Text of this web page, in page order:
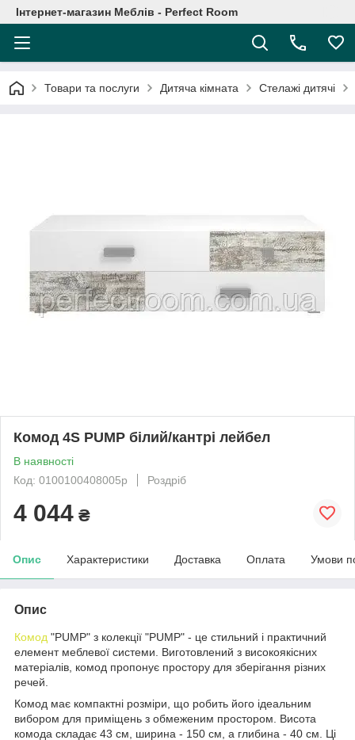
Інтернет-магазин Меблів - Perfect Room
Товари та послуги Дитяча кімната Стелажі дитячі
Комод 4S PUMP білий/кантрі лейбел
В наявності
Код: 0100100408005р
Роздріб
4 044 ₴
Опис Характеристики Доставка Оплата Умови
Опис
Комод "PUMP" з колекції "PUMP" - це стильний і практичний
елемент меблевої системи. Виготовлений з високоякісних
матеріалів, комод пропонує простору для зберігання різних
речей.
Комод має компактні розміри, що робить його ідеальним
вибором для приміщень з обмеженим простором. Висота
комода складає 43 см, ширина - 150 см, а глибина - 40 см. Ці